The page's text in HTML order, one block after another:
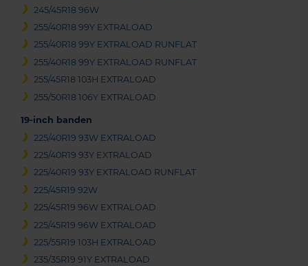
245/45R18 96W
255/40R18 99Y EXTRALOAD
255/40R18 99Y EXTRALOAD RUNFLAT
255/40R18 99Y EXTRALOAD RUNFLAT
255/45R18 103H EXTRALOAD
255/50R18 106Y EXTRALOAD
19-inch banden
225/40R19 93W EXTRALOAD
225/40R19 93Y EXTRALOAD
225/40R19 93Y EXTRALOAD RUNFLAT
225/45R19 92W
225/45R19 96W EXTRALOAD
225/45R19 96W EXTRALOAD
225/55R19 103H EXTRALOAD
235/35R19 91Y EXTRALOAD